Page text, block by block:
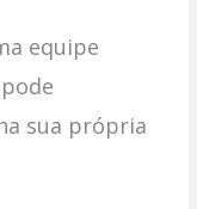
equipe
sua própria